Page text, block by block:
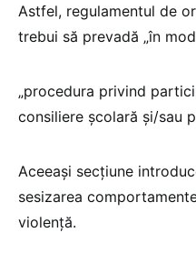
Astfel, regulamentul de
trebui să prevadă „în
„procedura privind
consiliere școlară și/sau
Aceeași secțiune
sesizarea
violență.